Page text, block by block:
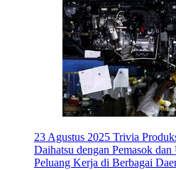
23 Agustus 2025 Trivia
Daihatsu dengan Pemasok
Peluang Kerja di Berbagai